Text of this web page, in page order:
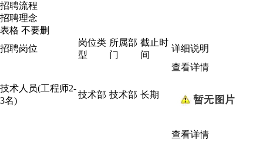
招聘流程
招聘理念
表格 不要删
招聘岗位
岗位类
型
所属部
门
截止时
间
详细说明
技术人员(工程师2-
3名)
技术部 技术部 长期
查看详情
查看详情